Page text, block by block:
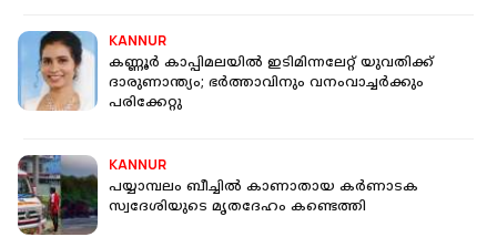
KANNUR
കണ്ണൂര്‍ കാപ്പിമലയില്‍ ഇടിമിന്നലേറ്റ് യുവതിക്ക്
ദാരുണാന്ത്യം; ഭര്‍ത്താവിനും വനംവാച്ചർക്കും
പരിക്കേറ്റു
KANNUR
പയ്യാമ്പലം ബീച്ചില്‍ കാണാതായ കര്‍ണാടക
സ്വദേശിയുടെ മൃതദേഹം കണ്ടെത്തി